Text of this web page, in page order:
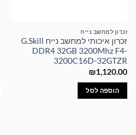
זכרון למחשב נייח
זכרון איכותי למחשב נייח G.Skill
DDR4 32GB 3200Mhz F4-
3200C16D-32GTZR
₪1,120.00
הוספה לסל